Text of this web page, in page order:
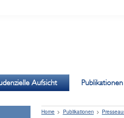
Aufsicht Publikationen
Home Publikationen